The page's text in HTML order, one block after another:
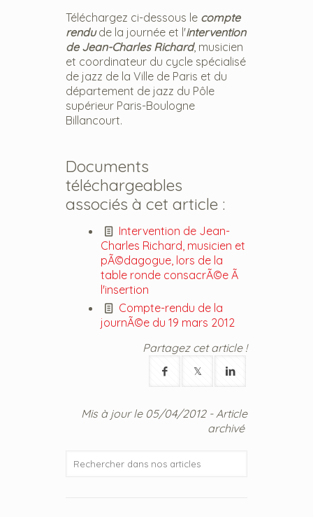
Téléchargez ci-dessous le compte
rendu de la journée et l'intervention
de Jean-Charles Richard, musicien
et coordinateur du cycle spécialisé
de jazz de la Ville de Paris et du
département de jazz du Pôle
supérieur Paris-Boulogne
Billancourt.
Documents
téléchargeables
associés à cet article :
Intervention de Jean-
Charles Richard, musicien et
pÃ©dagogue, lors de la
table ronde consacrÃ©e Ã
l'insertion
Compte-rendu de la
journÃ©e du 19 mars 2012
Partagez cet article !
Mis à jour le 05/04/2012 - Article
archivé